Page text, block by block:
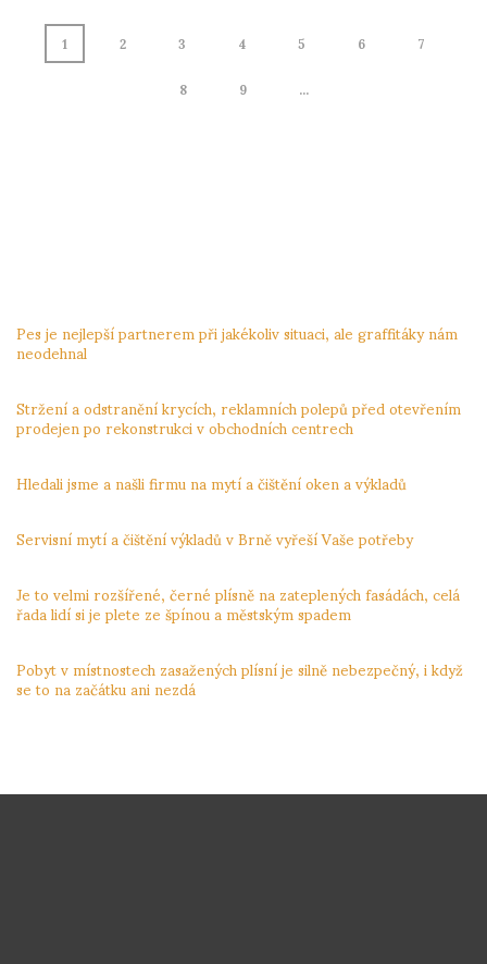
1 2 3 4 5 6
7
8
9 ...
Pes je nejlepší partnerem při jakékoliv situaci, ale graffitáky nám
neodehnal
Stržení a odstranění krycích, reklamních polepů před otevřením
prodejen po rekonstrukci v obchodních centrech
Hledali jsme a našli firmu na mytí a čištění oken a výkladů
Servisní mytí a čištění výkladů v Brně vyřeší Vaše potřeby
Je to velmi rozšířené, černé plísně na zateplených fasádách, celá
řada lidí si je plete ze špínou a městským spadem
Pobyt v místnostech zasažených plísní je silně nebezpečný, i když
se to na začátku ani nezdá